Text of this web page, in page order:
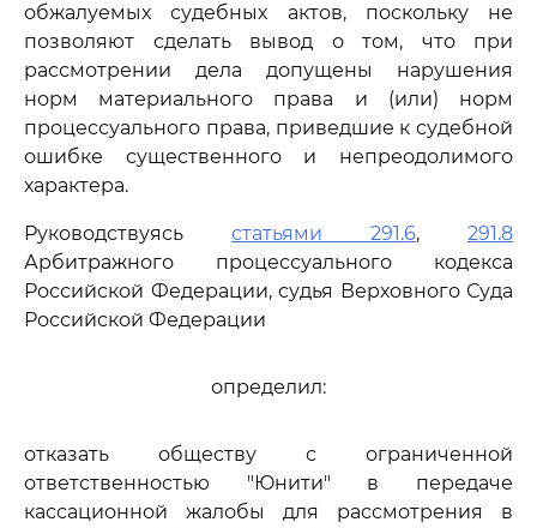
обжалуемых судебных актов, поскольку не
позволяют сделать вывод о том, что при
рассмотрении дела допущены нарушения
норм материального права и (или) норм
процессуального права, приведшие к судебной
ошибке существенного и непреодолимого
характера.
Руководствуясь статьями 291.6, 291.8
Арбитражного процессуального кодекса
Российской Федерации, судья Верховного Суда
Российской Федерации
определил:
отказать обществу с ограниченной
ответственностью "Юнити" в передаче
кассационной жалобы для рассмотрения в